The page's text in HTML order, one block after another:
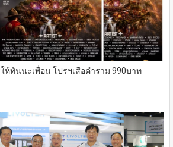
ห้ทันนะเพื่อน โปรฯเสือคำราม 990บาท